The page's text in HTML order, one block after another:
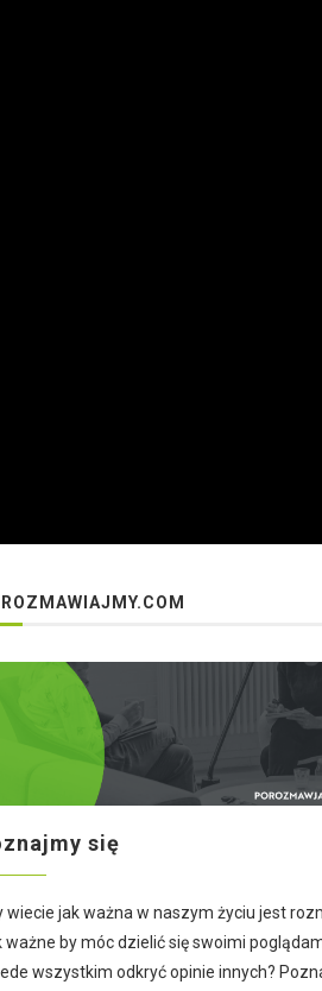
się
wiecie jak ważna w naszym życiu jest
ważne by móc dzielić się swoimi
wszystkim odkryć opinie innych?